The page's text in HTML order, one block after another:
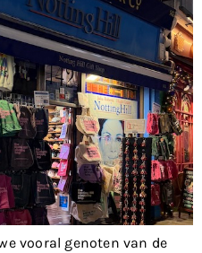
vooral genoten van de